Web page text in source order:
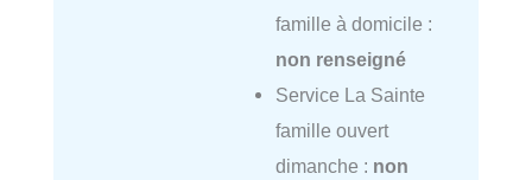
famille à domicile :
non renseigné
Service La Sainte
famille ouvert
dimanche : non